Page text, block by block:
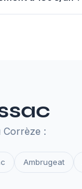
Corrèze :
Ambrugeat